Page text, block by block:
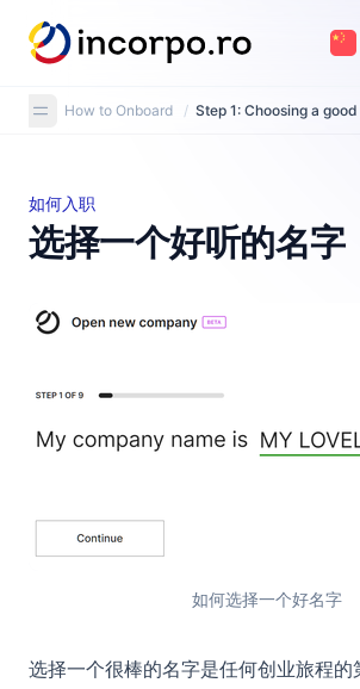
要内容
How to Onboard / Step 1: Choosing a
选择一个好听的名字
如何入职
选择一个好听的名字
如何选择一个好名字
选择一个很棒的名字是任何创业旅程的